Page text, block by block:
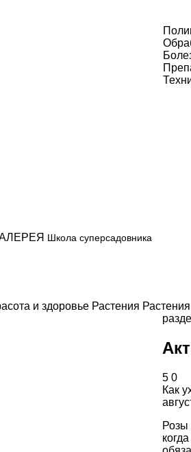
Школа суперсадовника
и здоровье Растения Растения
5 0
Как
Розы